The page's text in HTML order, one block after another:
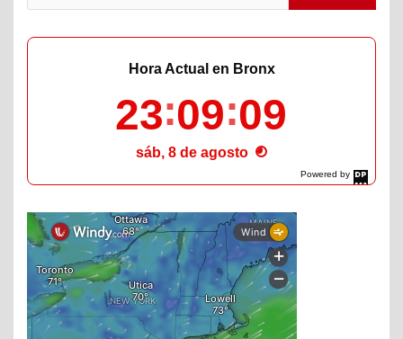
Powered by
DaysPedia.com
Hora Actual en Bronx
23 09 10
sáb, 8 de agosto